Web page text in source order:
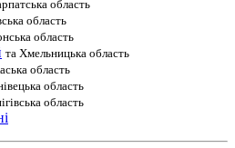
область
область
область
та Хмельницька область
область
область
область